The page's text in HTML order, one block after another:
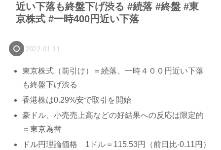
近い下落も終盤下げ渋る #続落 #終盤 #東
京株式 #一時400円近い下落
2022.01.11
東京株式（前引け）＝続落、一時４００円近い下落
も終盤下げ渋る
香港株は0.29%安で取引を開始
豪ドル、小売売上高などの好結果への反応は限定的
＝東京為替
ドル円理論価格 1ドル＝115.53円（前日比-0.11円）